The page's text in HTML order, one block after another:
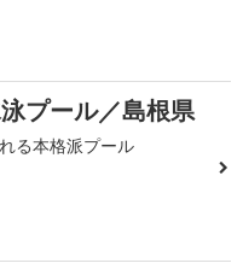
プール／島根県
る本格派プール